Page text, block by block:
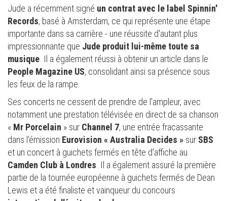
Jude a récemment signé un contrat avec le label Spinnin'
Records, basé à Amsterdam, ce qui représente une étape
importante dans sa carrière - une réussite d'autant plus
impressionnante que Jude produit lui-même toute sa
musique. Il a également réussi à obtenir un article dans le
People Magazine US, consolidant ainsi sa présence sous
les feux de la rampe.
Ses concerts ne cessent de prendre de l'ampleur, avec
notamment une prestation télévisée en direct de sa chanson
« Mr Porcelain » sur Channel 7, une entrée fracassante
dans l'émission Eurovision « Australia Decides » sur SBS
et un concert à guichets fermés en tête d'affiche au
Camden Club à Londres. Il a également assuré la première
partie de la tournée européenne à guichets fermés de Dean
Lewis et a été finaliste et vainqueur du concours